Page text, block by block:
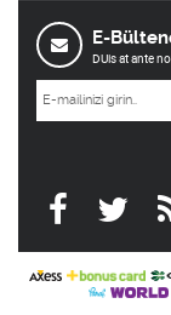
E-
DUis at ante